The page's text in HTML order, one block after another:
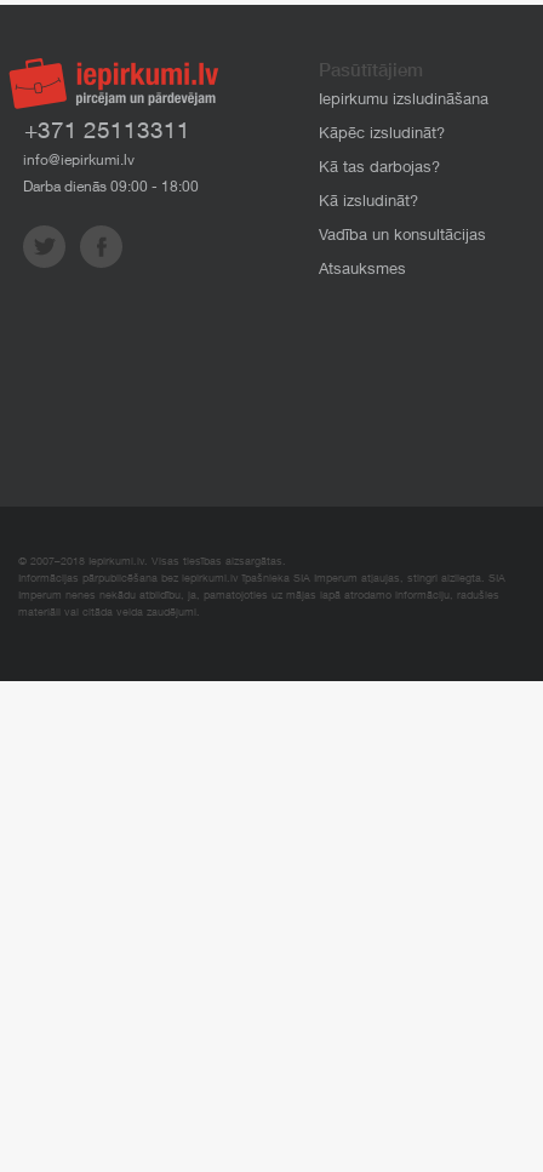
+371 25113311
info@iepirkumi.lv
Darba dienās 09:00 - 18:00
Pasūtītājiem
Iepirkumu izsludināšana
Kāpēc izsludināt?
Kā tas darbojas?
Kā izsludināt?
Vadība un konsultācijas
Atsauksmes
© 2007–2018 Iepirkumi.lv. Visas tiesības aizsargātas.
Informācijas pārpublicēšana bez iepirkumi.lv īpašnieka SIA Imperum atļaujas, stingri aizliegta. SIA
Imperum nenes nekādu atbildību, ja, pamatojoties uz mājas lapā atrodamo informāciju, radušies
materiāli vai citāda veida zaudējumi.